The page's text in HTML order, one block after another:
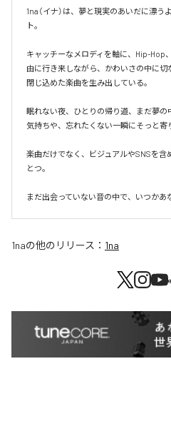
1na（イナ）は、夢と現実のあいだに漂
ト。
キャッチーなメロディを軸に、Hip-Hop
由に行き来しながら、かわいさの中に
閉じ込めた楽曲を生み出している。
眠れない夜、ひとりの帰り道、まだ夢
気持ちや、忘れたくない一瞬にそっと寄
楽曲だけでなく、ビジュアルやSNSを含
とつ。
まだ出会っていない音の中で、いつかあ
1naの他のリリース： 1na